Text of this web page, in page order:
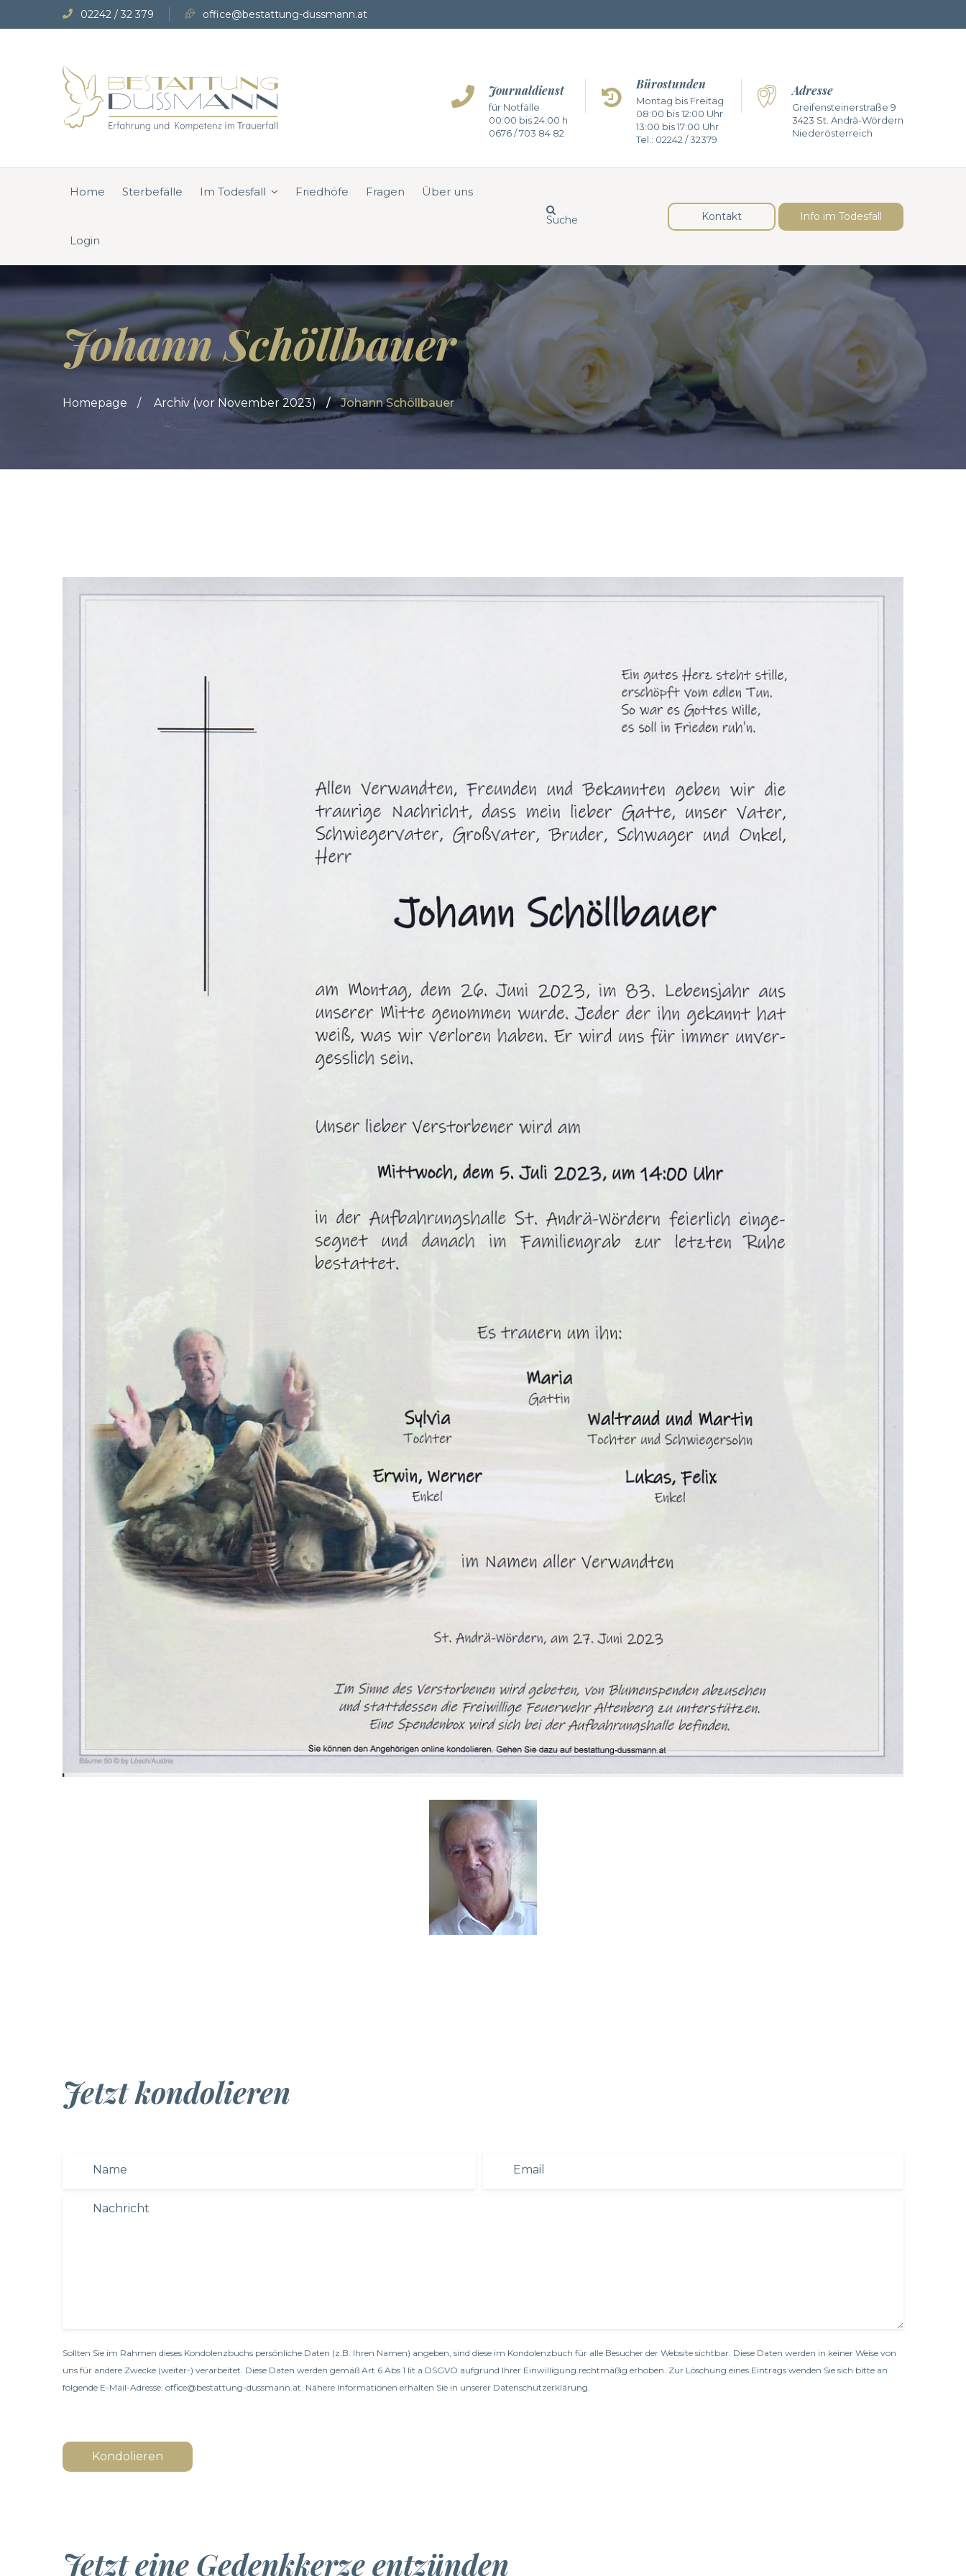
02242 / 32 379 office@bestattung-dussmann.at
Journaldienst
für Notfälle
00:00 bis 24:00 h
0676 / 703 84 82
Bürostunden
Montag bis Freitag
08:00 bis 12:00 Uhr
13:00 bis 17:00 Uhr
Tel.: 02242 / 32379
Adresse
Greifensteinerstraße 9
3423 St. Andrä-Wördern
Niederösterreich
Home Sterbefälle Im Todesfall Friedhöfe Fragen Über uns
Login
Kontakt Info im Todesfall
Johann Schöllbauer
Homepage Archiv (vor November 2023) Johann Schöllbauer
Jetzt kondolieren
Sollten Sie im Rahmen dieses Kondolenzbuchs persönliche Daten (z.B. Ihren Namen) angeben, sind diese im Kondolenzbuch für alle Besucher der Website sichtbar. Diese Daten werden in keiner Weise von
uns für andere Zwecke (weiter-) verarbeitet. Diese Daten werden gemäß Art 6 Abs 1 lit a DSGVO aufgrund Ihrer Einwilligung rechtmäßig erhoben. Zur Löschung eines Eintrags wenden Sie sich bitte an
folgende E-Mail-Adresse: office@bestattung-dussmann.at. Nähere Informationen erhalten Sie in unserer Datenschutzerklärung.
Kondolieren
Jetzt eine Gedenkkerze entzünden